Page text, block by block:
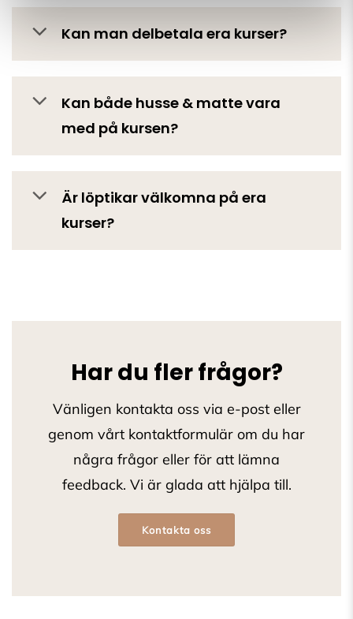
Kan man delbetala era kurser?
Kan både husse & matte vara
med på kursen?
Är löptikar välkomna på era
kurser?
Har du fler frågor?
Vänligen kontakta oss via e-post eller
genom vårt kontaktformulär om du har
några frågor eller för att lämna
feedback. Vi är glada att hjälpa till.
Kontakta oss